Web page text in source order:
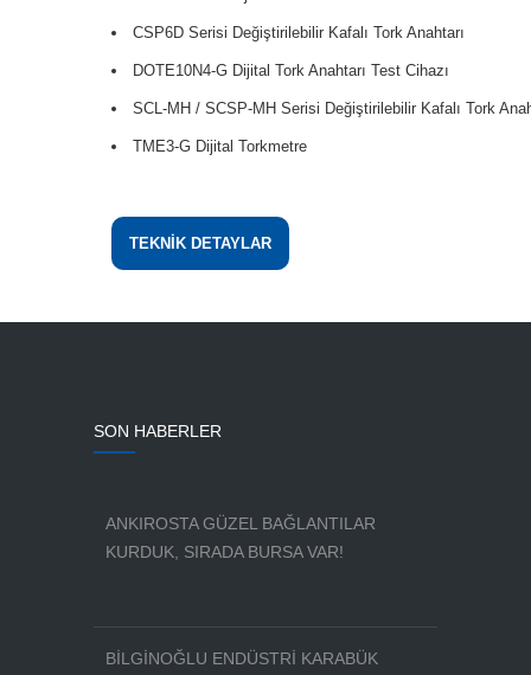
CSP6D Serisi Değiştirilebilir Kafalı Tork Anahtarı
DOTE10N4-G Dijital Tork Anahtarı Test Cihazı
SCL-MH / SCSP-MH Serisi Değiştirilebilir Kafalı Tork
TME3-G Dijital Torkmetre
TEKNİK DETAYLAR
SON HABERLER
ANKIROSTA GÜZEL BAĞLANTILAR
KURDUK, SIRADA BURSA VAR!
BİLGİNOĞLU ENDÜSTRİ KARABÜK